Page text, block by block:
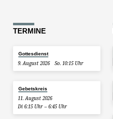
TERMINE
Gottesdienst
9. August 2026 So. 10:15 Uhr
Gebetskreis
11. August 2026
Di 6:15 Uhr – 6:45 Uhr